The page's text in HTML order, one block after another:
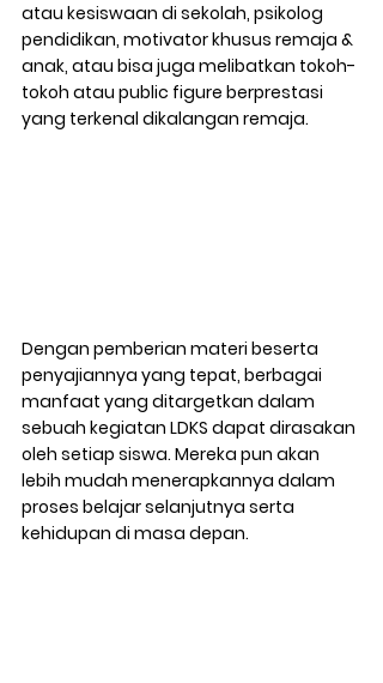
atau kesiswaan di sekolah, psikolog
pendidikan, motivator khusus remaja &
anak, atau bisa juga melibatkan tokoh-
tokoh atau public figure berprestasi
yang terkenal dikalangan remaja.
Dengan pemberian materi beserta
penyajiannya yang tepat, berbagai
manfaat yang ditargetkan dalam
sebuah kegiatan LDKS dapat dirasakan
oleh setiap siswa. Mereka pun akan
lebih mudah menerapkannya dalam
proses belajar selanjutnya serta
kehidupan di masa depan.